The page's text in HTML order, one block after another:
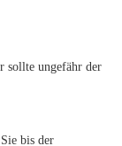
ungefähr der
bis der